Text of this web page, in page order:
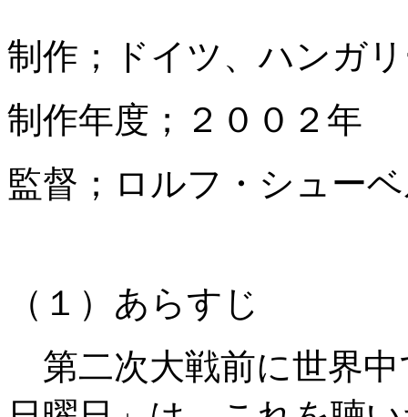
制作；ドイツ、ハンガ
制作年度；２００２年
監督；ロルフ・シュー
（１）あらすじ
第二次大戦前に世界